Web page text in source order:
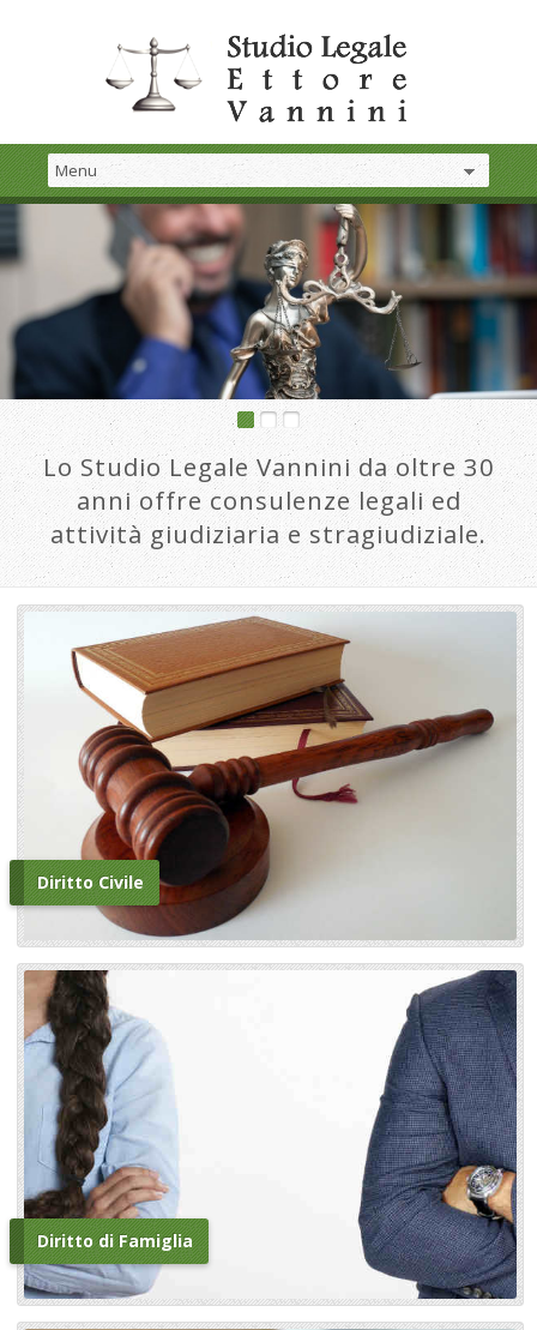
Lo Studio Legale Vannini da oltre 30
anni offre consulenze legali ed
attività giudiziaria e stragiudiziale.
Diritto Civile
Diritto di Famiglia